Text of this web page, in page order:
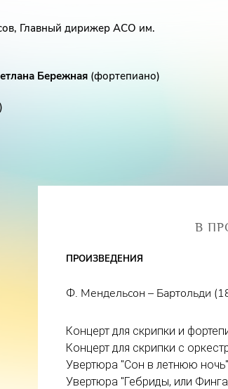
Главный дирижер АСО им.
Бережная (фортепиано)
В
ПРОИЗВЕДЕНИЯ
Ф. Мендельсон – Бартольди
Концерт для скрипки и
Концерт для скрипки с
Увертюра "Сон в летнюю
Увертюра "Гебриды, или